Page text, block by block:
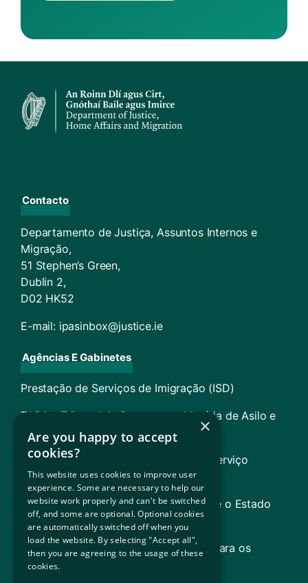
Contacto
Departamento de Justiça, Assuntos Internos e
Migração,
51 Stephen’s Green,
Dublin 2,
D02 HK52
E-mail: ipasinbox@justice.ie
Agências E Gabinetes
Prestação de Serviços de Imigração (ISD)
TARA – Tribunal de Recurso em Matéria de Asilo e
Regresso
Conselho de Apoio Jurídico (inclui o Serviço
Jurídico para Refugiados [RLS])
Governo da Irlanda (Informações sobre o Estado
irlandês)
ACNUR (Agência das Nações Unidas para os
Refugiados)
×
Are you happy to accept
cookies?
This website uses cookies to improve user
experience. Some are necessary to help our
website work properly and can't be switched
off, and some are optional. Optional cookies
are automatically switched off when you
load the website. By selecting "Accept all",
then you are agreeing to the usage of these
cookies.